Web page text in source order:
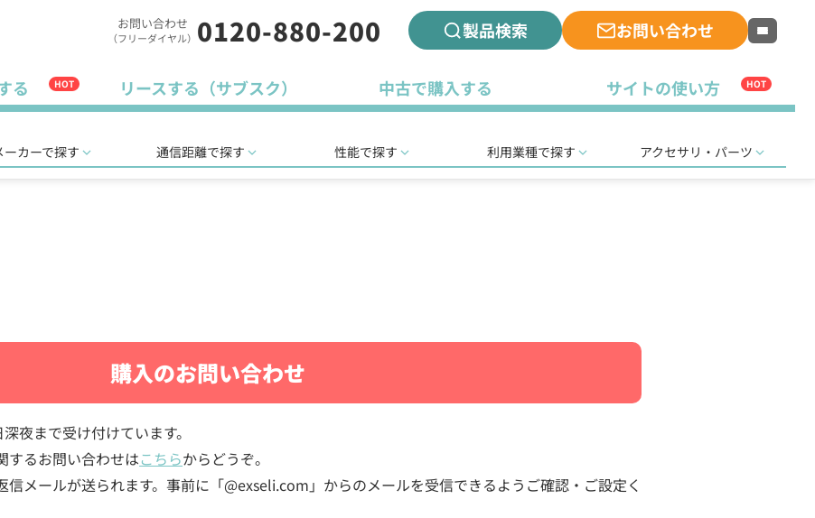
お問い合わせ
（フリーダイヤル） 0120-880-200 製品検索 お問い合わせ
る HOT リースする（サブスク） 中古で購入する サイトの使い方 HOT
ーカーで探す 通信距離で探す 性能で探す 利用業種で探す アクセサリ・パーツ
購入のお問い合わせ
夜まで受け付けています。
するお問い合わせはこちらからどうぞ。
信メールが送られます。事前に「@exseli.com」からのメールを受信できるようご確認・ご設定く